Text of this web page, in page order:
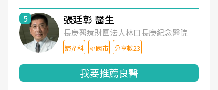
5 張廷彰 醫生
長庚醫療財團法人林口長庚紀念醫院
婦產科 桃園市 分享數23
我要推薦良醫